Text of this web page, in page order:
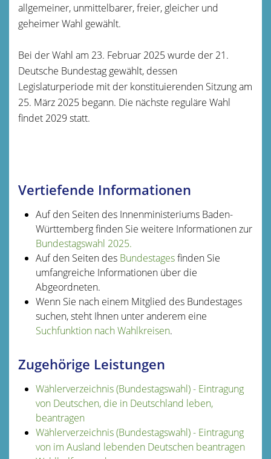
allgemeiner, unmittelbarer, freier, gleicher und
geheimer Wahl gewählt.
Bei der Wahl am 23. Februar 2025 wurde der 21.
Deutsche Bundestag gewählt, dessen
Legislaturperiode mit der konstituierenden Sitzung am
25. März 2025 begann. Die nächste reguläre Wahl
findet 2029 statt.
Vertiefende Informationen
Auf den Seiten des Innenministeriums Baden-
Württemberg finden Sie weitere Informationen zur
Bundestagswahl 2025.
Auf den Seiten des Bundestagesfinden Sie
umfangreiche Informationen über die
Abgeordneten.
Wenn Sie nach einem Mitglied des Bundestages
suchen, steht Ihnen unter anderem eine
Suchfunktion nach Wahlkreisen.
Zugehörige Leistungen
Wählerverzeichnis (Bundestagswahl) - Eintragung
von Deutschen, die in Deutschland leben,
beantragen
Wählerverzeichnis (Bundestagswahl) - Eintragung
von im Ausland lebenden Deutschen beantragen